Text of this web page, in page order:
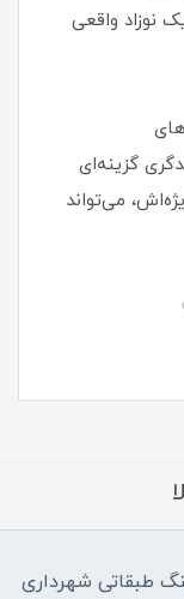
واقعی
گزینه‌ای
می‌تواند
طبقاتی شهرداری